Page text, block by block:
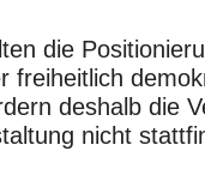
die
freiheitlich
deshalb die
nicht